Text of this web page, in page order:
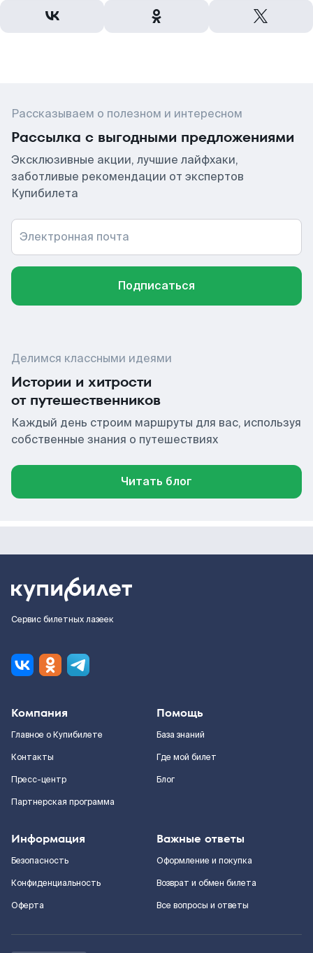
Рассказываем о полезном и интересном
Рассылка с выгодными предложениями
Эксклюзивные акции, лучшие лайфхаки,
заботливые рекомендации от экспертов
Купибилета
Электронная почта
Подписаться
Делимся классными идеями
Истории и хитрости
от путешественников
Каждый день строим маршруты для вас, используя
собственные знания о путешествиях
Читать блог
Сервис билетных лазеек
Компания
Главное о Купибилете
Контакты
Пресс-центр
Партнерская программа
Помощь
База знаний
Где мой билет
Блог
Информация
Безопасность
Конфиденциальность
Оферта
Важные ответы
Оформление и покупка
Возврат и обмен билета
Все вопросы и ответы